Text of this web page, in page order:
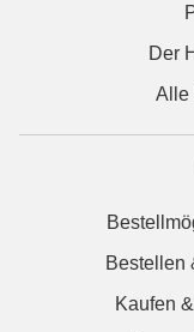
Der
Alle
Bestellen
Kaufen